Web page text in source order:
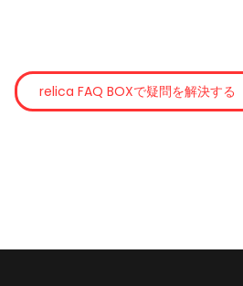
relica FAQ BOXで疑問を解決する